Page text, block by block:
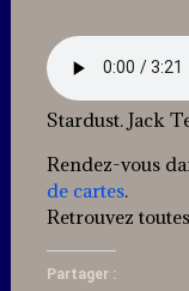
Stardust. Jack
Rendez-vous
de cartes.
Retrouvez
Partager :